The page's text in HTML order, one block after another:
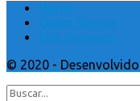
Home
Quem Somos
Fale Conosco
© 2020 -